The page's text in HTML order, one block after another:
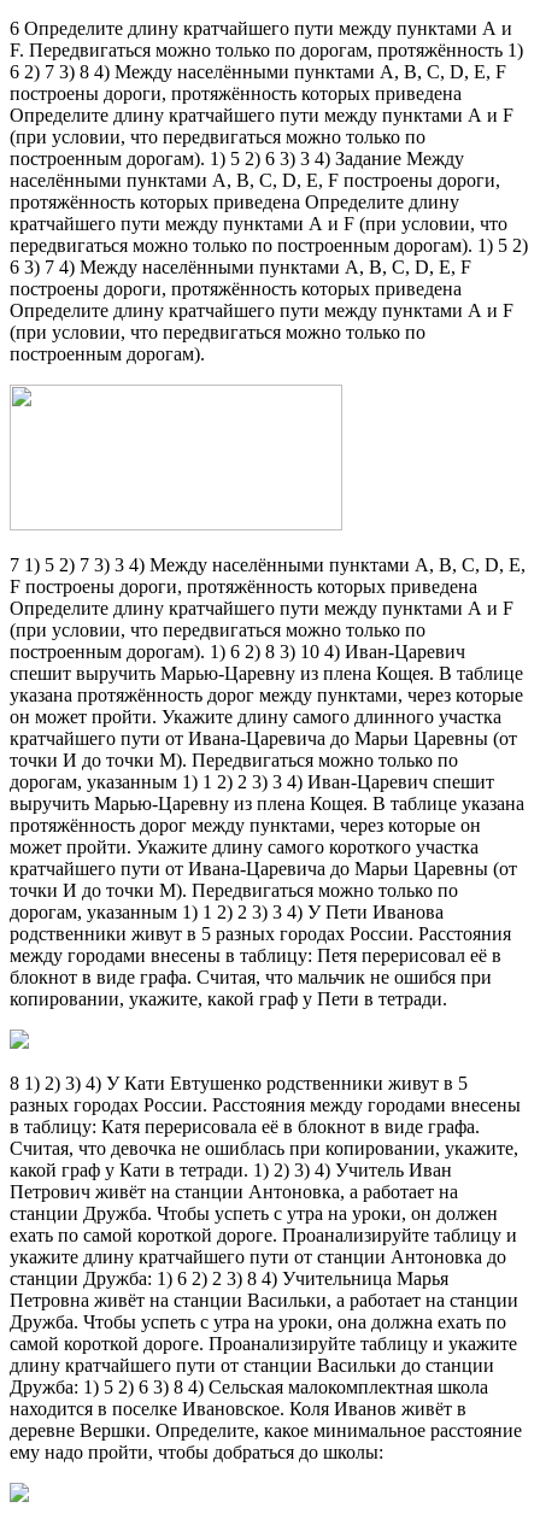
6 Определите длину кратчайшего пути между пунктами А и
F. Передвигаться можно только по дорогам, протяжённость 1)
6 2) 7 3) 8 4) Между населёнными пунктами А, В, С, D, Е, F
построены дороги, протяжённость которых приведена
Определите длину кратчайшего пути между пунктами А и F
(при условии, что передвигаться можно только по
построенным дорогам). 1) 5 2) 6 3) 3 4) Задание Между
населёнными пунктами А, В, С, D, Е, F построены дороги,
протяжённость которых приведена Определите длину
кратчайшего пути между пунктами А и F (при условии, что
передвигаться можно только по построенным дорогам). 1) 5 2)
6 3) 7 4) Между населёнными пунктами А, В, С, D, Е, F
построены дороги, протяжённость которых приведена
Определите длину кратчайшего пути между пунктами А и F
(при условии, что передвигаться можно только по
построенным дорогам).
7 1) 5 2) 7 3) 3 4) Между населёнными пунктами А, В, С, D, Е,
F построены дороги, протяжённость которых приведена
Определите длину кратчайшего пути между пунктами А и F
(при условии, что передвигаться можно только по
построенным дорогам). 1) 6 2) 8 3) 10 4) Иван-Царевич
спешит выручить Марью-Царевну из плена Кощея. В таблице
указана протяжённость дорог между пунктами, через которые
он может пройти. Укажите длину самого длинного участка
кратчайшего пути от Ивана-Царевича до Марьи Царевны (от
точки И до точки М). Передвигаться можно только по
дорогам, указанным 1) 1 2) 2 3) 3 4) Иван-Царевич спешит
выручить Марью-Царевну из плена Кощея. В таблице указана
протяжённость дорог между пунктами, через которые он
может пройти. Укажите длину самого короткого участка
кратчайшего пути от Ивана-Царевича до Марьи Царевны (от
точки И до точки М). Передвигаться можно только по
дорогам, указанным 1) 1 2) 2 3) 3 4) У Пети Иванова
родственники живут в 5 разных городах России. Расстояния
между городами внесены в таблицу: Петя перерисовал её в
блокнот в виде графа. Считая, что мальчик не ошибся при
копировании, укажите, какой граф у Пети в тетради.
8 1) 2) 3) 4) У Кати Евтушенко родственники живут в 5
разных городах России. Расстояния между городами внесены
в таблицу: Катя перерисовала её в блокнот в виде графа.
Считая, что девочка не ошиблась при копировании, укажите,
какой граф у Кати в тетради. 1) 2) 3) 4) Учитель Иван
Петрович живёт на станции Антоновка, а работает на
станции Дружба. Чтобы успеть с утра на уроки, он должен
ехать по самой короткой дороге. Проанализируйте таблицу и
укажите длину кратчайшего пути от станции Антоновка до
станции Дружба: 1) 6 2) 2 3) 8 4) Учительница Марья
Петровна живёт на станции Васильки, а работает на станции
Дружба. Чтобы успеть с утра на уроки, она должна ехать по
самой короткой дороге. Проанализируйте таблицу и укажите
длину кратчайшего пути от станции Васильки до станции
Дружба: 1) 5 2) 6 3) 8 4) Сельская малокомплектная школа
находится в поселке Ивановское. Коля Иванов живёт в
деревне Вершки. Определите, какое минимальное расстояние
ему надо пройти, чтобы добраться до школы: